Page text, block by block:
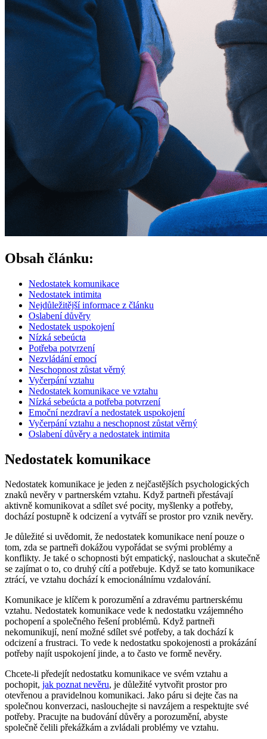
Obsah článku:
Nedostatek komunikace
Nedostatek intimita
Nejdůležitější informace z článku
Oslabení důvěry
Nedostatek uspokojení
Nízká sebeúcta
Potřeba potvrzení
Nezvládání emocí
Neschopnost zůstat věrný
Vyčerpání vztahu
Nedostatek komunikace ve vztahu
Nízká sebeúcta a potřeba potvrzení
Emoční nezdraví a nedostatek uspokojení
Vyčerpání vztahu a neschopnost zůstat věrný
Oslabení důvěry a nedostatek intimita
Nedostatek komunikace
Nedostatek komunikace je jeden z nejčastějších psychologických
znaků nevěry v partnerském vztahu. Když partneři přestávají
aktivně komunikovat a sdílet své pocity, myšlenky a potřeby,
dochází postupně k odcizení a vytváří se prostor pro vznik nevěry.
Je důležité si uvědomit, že nedostatek komunikace není pouze o
tom, zda se partneři dokážou vypořádat se svými problémy a
konflikty. Je také o schopnosti být empatický, naslouchat a skutečně
se zajímat o to, co druhý cítí a potřebuje. Když se tato komunikace
ztrácí, ve vztahu dochází k emocionálnímu vzdalování.
Komunikace je klíčem k porozumění a zdravému partnerskému
vztahu. Nedostatek komunikace vede k nedostatku vzájemného
pochopení a společného řešení problémů. Když partneři
nekomunikují, není možné sdílet své potřeby, a tak dochází k
odcizení a frustraci. To vede k nedostatku spokojenosti a prokázání
potřeby najít uspokojení jinde, a to často ve formě nevěry.
Chcete-li předejít nedostatku komunikace ve svém vztahu a
pochopit, jak poznat nevěru, je důležité vytvořit prostor pro
otevřenou a pravidelnou komunikaci. Jako páru si dejte čas na
společnou konverzaci, naslouchejte si navzájem a respektujte své
potřeby. Pracujte na budování důvěry a porozumění, abyste
společně čelili překážkám a zvládali problémy ve vztahu.